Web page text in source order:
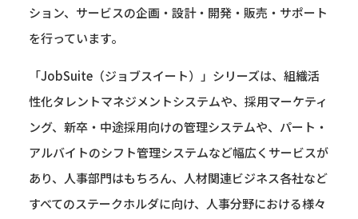
ション、サービスの企画・設計・開発・販売・サポート
を行っています。
「JobSuite（ジョブスイート）」シリーズは、組織活
性化タレントマネジメントシステムや、採用マーケティ
ング、新卒・中途採用向けの管理システムや、パート・
アルバイトのシフト管理システムなど幅広くサービスが
あり、人事部門はもちろん、人材関連ビジネス各社など
すべてのステークホルダに向け、人事分野における様々